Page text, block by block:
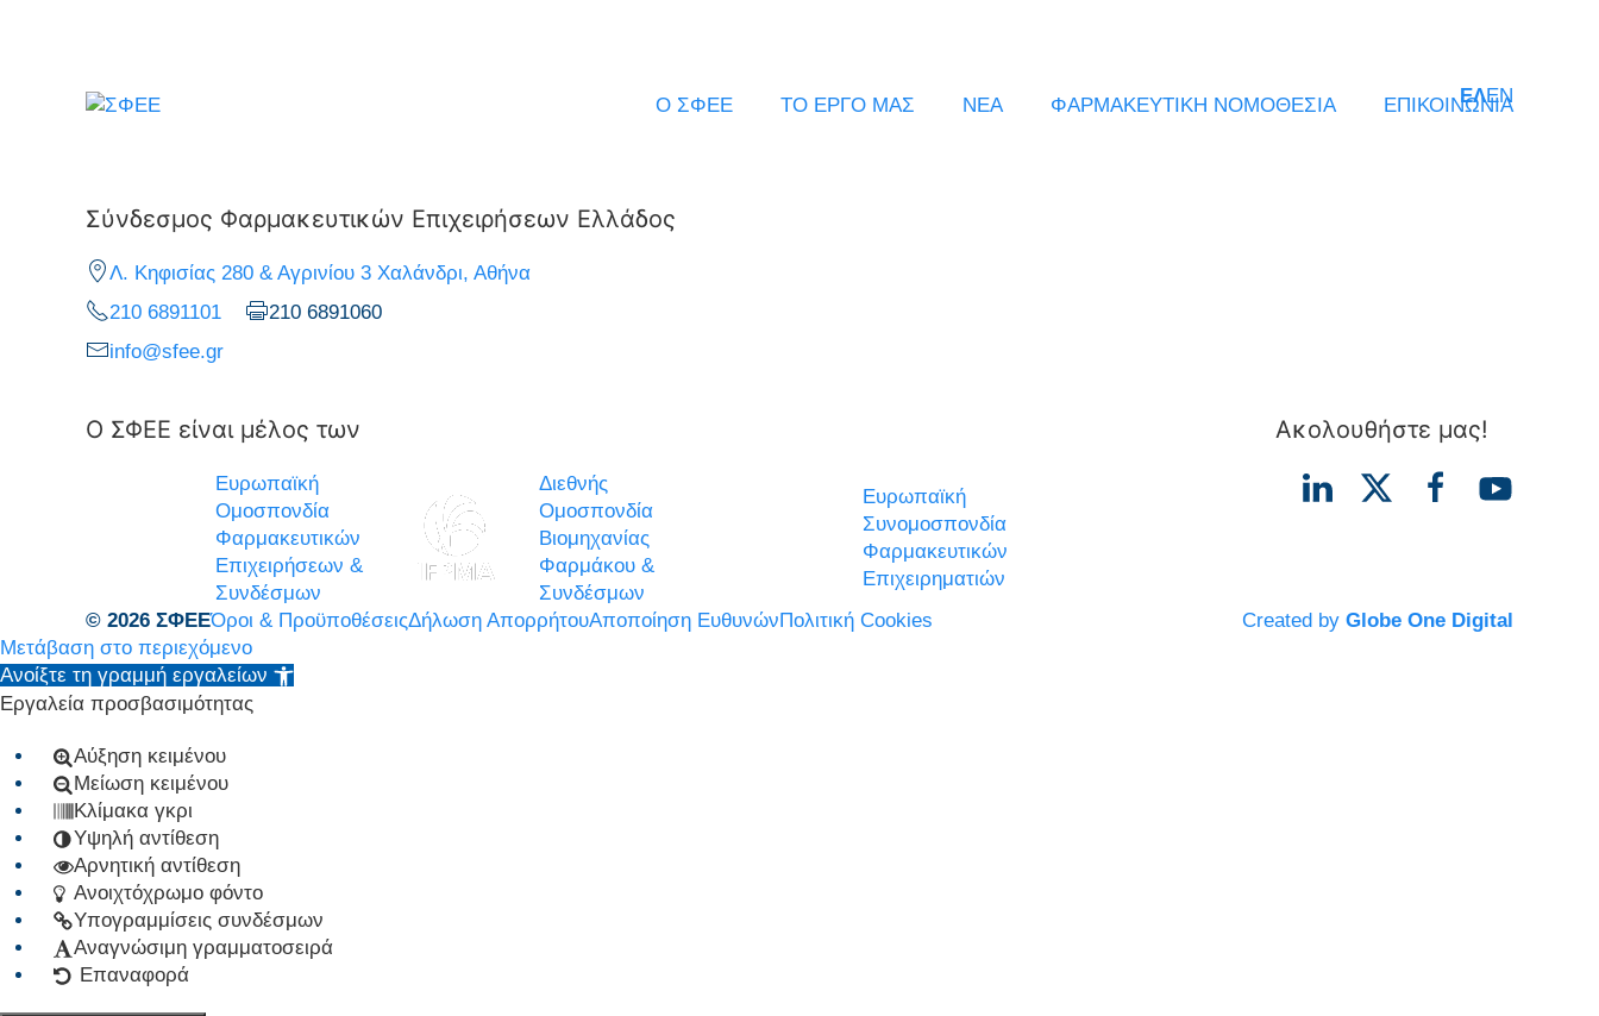
ΕΛEN
Ο ΣΦΕΕ ΤΟ ΕΡΓΟ ΜΑΣ ΝΕΑ ΦΑΡΜΑΚΕΥΤΙΚΗ ΝΟΜΟΘΕΣΙΑ ΕΠΙΚΟΙΝΩΝΙΑ
Σύνδεσμος Φαρμακευτικών Επιχειρήσεων Ελλάδος
Λ. Κηφισίας 280 & Αγρινίου 3 Χαλάνδρι, Αθήνα
210 6891101
210 6891060
info@sfee.gr
Ο ΣΦΕΕ είναι μέλος των
Ευρωπαϊκή
Ομοσπονδία
Φαρμακευτικών
Επιχειρήσεων &
Συνδέσμων
Διεθνής
Ομοσπονδία
Βιομηχανίας
Φαρμάκου &
Συνδέσμων
Ευρωπαϊκή
Συνομοσπονδία
Φαρμακευτικών
Επιχειρηματιών
Ακολουθήστε μας!
© 2026 ΣΦΕΕΌροι & ΠροϋποθέσειςΔήλωση ΑπορρήτουΑποποίηση ΕυθυνώνΠολιτική Cookies Created by Globe One Digital
Μετάβαση στο περιεχόμενο
Ανοίξτε τη γραμμή εργαλείων
Εργαλεία προσβασιμότητας
Αύξηση κειμένου
Μείωση κειμένου
Κλίμακα γκρι
Υψηλή αντίθεση
Αρνητική αντίθεση
Ανοιχτόχρωμο φόντο
Υπογραμμίσεις συνδέσμων
Αναγνώσιμη γραμματοσειρά
Επαναφορά